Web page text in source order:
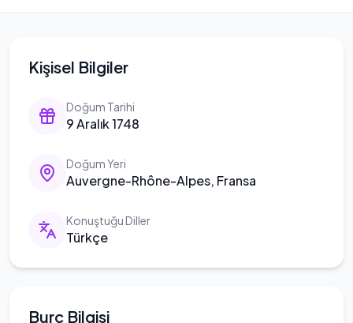
Kişisel Bilgiler
Doğum Tarihi
9 Aralık 1748
Doğum Yeri
Auvergne-Rhône-Alpes, Fransa
Konuştuğu Diller
Türkçe
Burç Bilgisi